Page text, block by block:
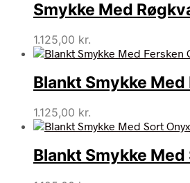
Smykke Med
1.125,00 kr.
Blankt Smykke
1.125,00 kr.
Blankt Smykke